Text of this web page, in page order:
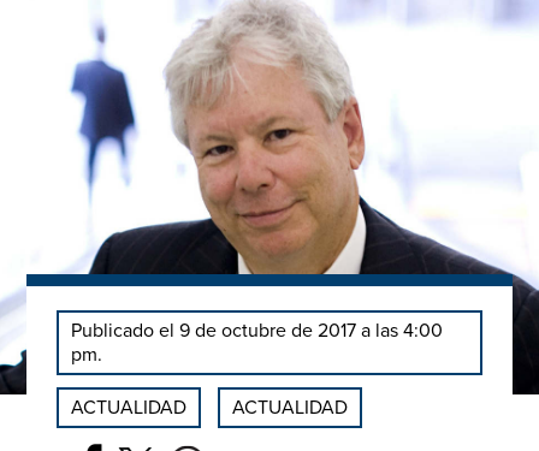
Publicado el 9 de octubre de 2017 a las 4:00
pm.
ACTUALIDAD ACTUALIDAD